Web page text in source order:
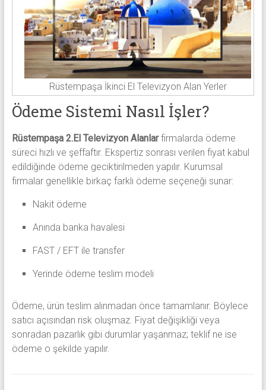
Rüstempaşa İkinci El Televizyon Alan Yerler
Ödeme Sistemi Nasıl İşler?
Rüstempaşa 2.El Televizyon Alanlarfirmalarda ödeme
süreci hızlı ve şeffaftır. Ekspertiz sonrası verilen fiyat kabul
edildiğinde ödeme geciktirilmeden yapılır. Kurumsal
firmalar genellikle birkaç farklı ödeme seçeneği sunar:
Nakit ödeme
Anında banka havalesi
FAST / EFT ile transfer
Yerinde ödeme teslim modeli
Ödeme, ürün teslim alınmadan önce tamamlanır. Böylece
satıcı açısından risk oluşmaz. Fiyat değişikliği veya
sonradan pazarlık gibi durumlar yaşanmaz; teklif ne ise
ödeme o şekilde yapılır.